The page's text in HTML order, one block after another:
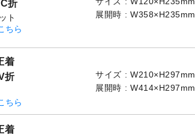
折
ト
ちら
展開時
W358×H235mm
着
折
ちら
サイズ
W210×H297mm
展開時
W414×H297mm
着